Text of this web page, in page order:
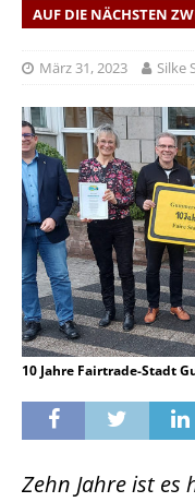
AUF DIE NÄCHSTEN
März 31, 2023 Silke
10 Jahre Fairtrade-Stadt
Zehn Jahre ist es